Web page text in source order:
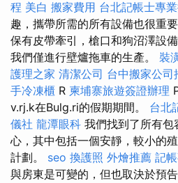
程 美白 搬家費用 台北記帳士專
趣，攜帶所需的所有設備也很重要
保有皮帶牽引，槍口和狗沼澤設
我們僅進行壁爐拖車的生產。 裝
護理之家 清潔公司 台中搬家公司
手冷凍櫃 R 柬埔寨旅遊簽證辦理
v.rj.k在Bulg.ri的假期期間。 台北
儀社 龍潭眼科 我們找到了所有包
心，其中包括一個安靜，較小的
計劃。 seo 換護照 外燴推薦 記
與房東是可變的，但也取決於預